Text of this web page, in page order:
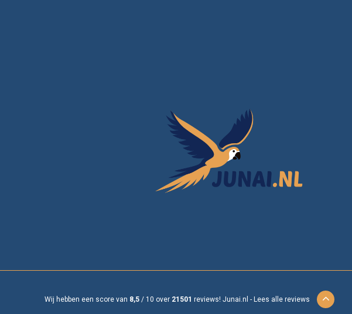
Wij hebben een score van 8,5 / 10 over 21501 reviews! Junai.nl - Lees alle reviews